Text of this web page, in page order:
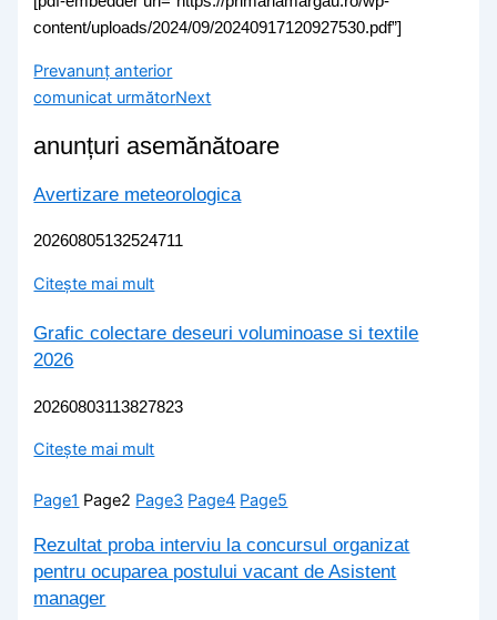
content/uploads/2024/09/20240917120927530.pdf”]
Prevanunț anterior
comunicat următorNext
anunțuri asemănătoare
Avertizare meteorologica
20260805132524711
Citește mai mult
Grafic colectare deseuri voluminoase si textile
2026
20260803113827823
Citește mai mult
Page1 Page2 Page3 Page4 Page5
Rezultat proba interviu la concursul organizat
pentru ocuparea postului vacant de Asistent
manager